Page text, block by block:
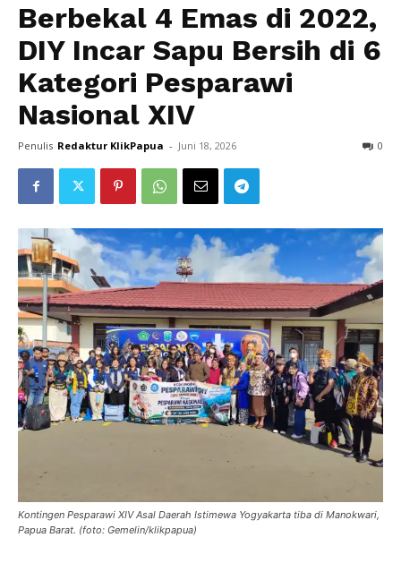
Berbekal 4 Emas di 2022,
DIY Incar Sapu Bersih di 6
Kategori Pesparawi
Nasional XIV
Penulis Redaktur KlikPapua - Juni 18, 2026 0
Kontingen Pesparawi XIV Asal Daerah Istimewa Yogyakarta tiba di Manokwari,
Papua Barat. (foto: Gemelin/klikpapua)